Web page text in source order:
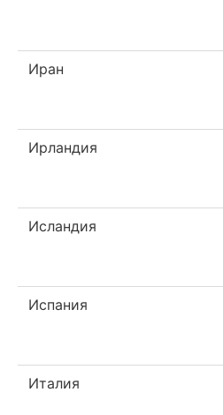
Иран
Ирландия
Исландия
Испания
Италия